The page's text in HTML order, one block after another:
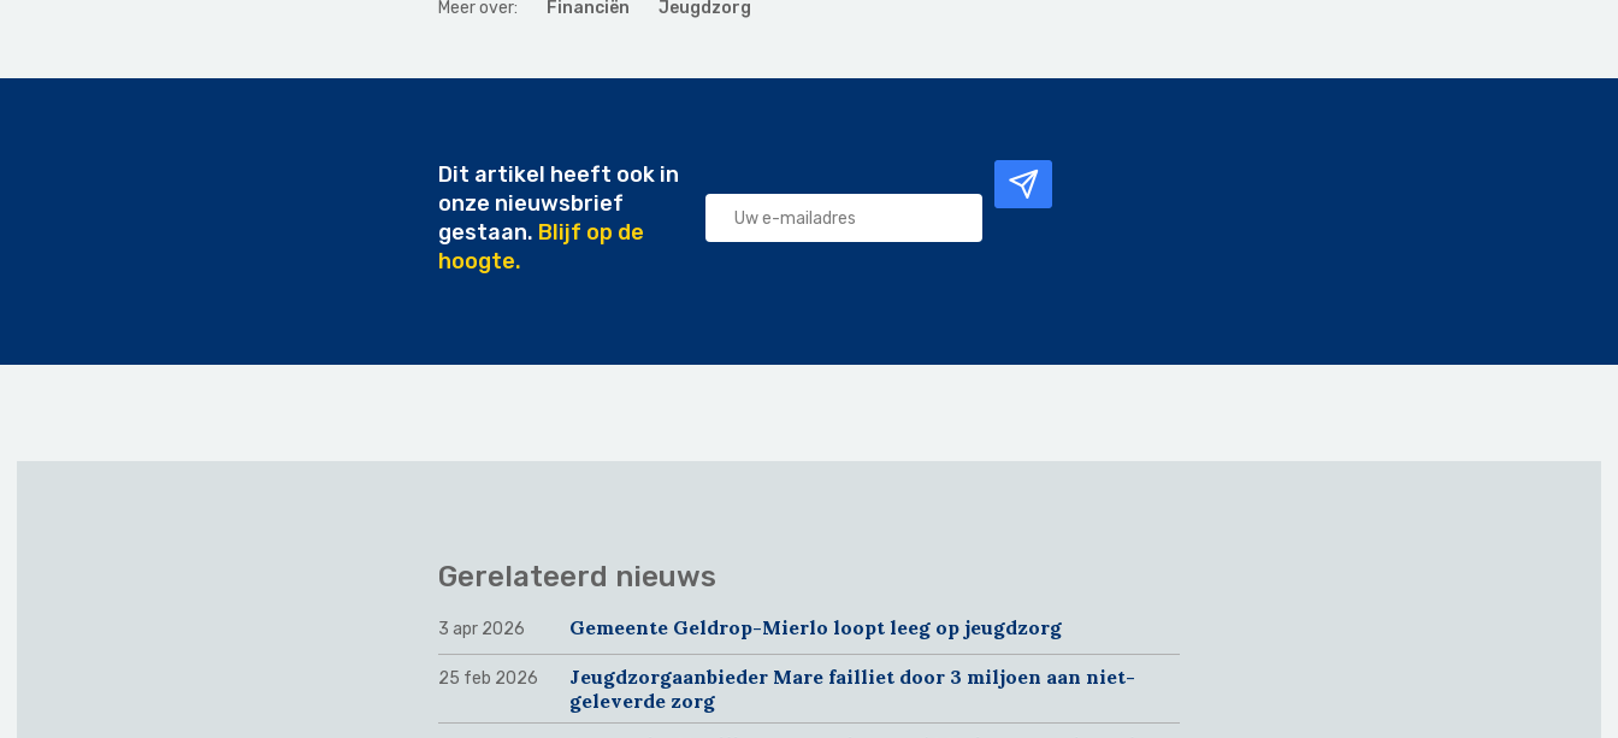
Meer over: Financiën Jeugdzorg
Dit artikel heeft ook in
onze nieuwsbrief
gestaan. Blijf op de
hoogte.
Gerelateerd nieuws
3 apr 2026 Gemeente Geldrop-Mierlo loopt leeg op jeugdzorg
25 feb 2026
Jeugdzorgaanbieder Mare failliet door 3 miljoen aan niet-
geleverde zorg